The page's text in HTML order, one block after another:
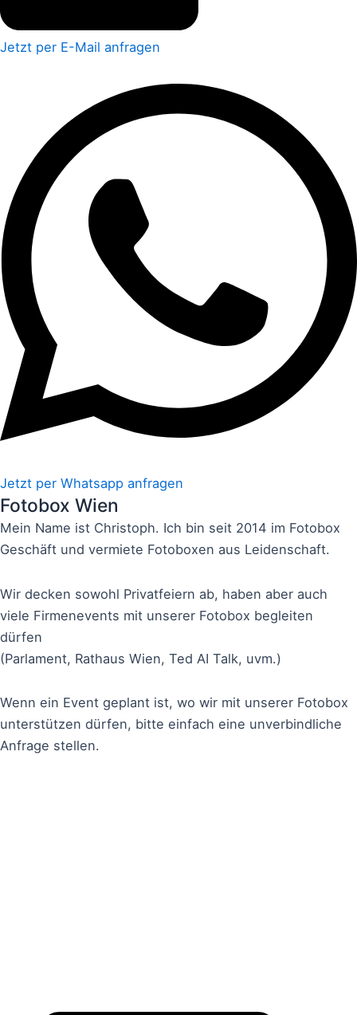
Jetzt per E-Mail anfragen
Jetzt per Whatsapp anfragen
Fotobox Wien
Mein Name ist Christoph. Ich bin seit 2014 im Fotobox
Geschäft und vermiete Fotoboxen aus Leidenschaft.
Wir decken sowohl Privatfeiern ab, haben aber auch
viele Firmenevents mit unserer Fotobox begleiten
dürfen
(Parlament, Rathaus Wien, Ted AI Talk, uvm.)
Wenn ein Event geplant ist, wo wir mit unserer Fotobox
unterstützen dürfen, bitte einfach eine unverbindliche
Anfrage stellen.